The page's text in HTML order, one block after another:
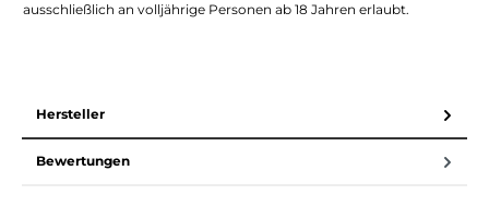
ausschließlich an volljährige Personen ab 18 Jahren erlaubt.
Hersteller
Bewertungen